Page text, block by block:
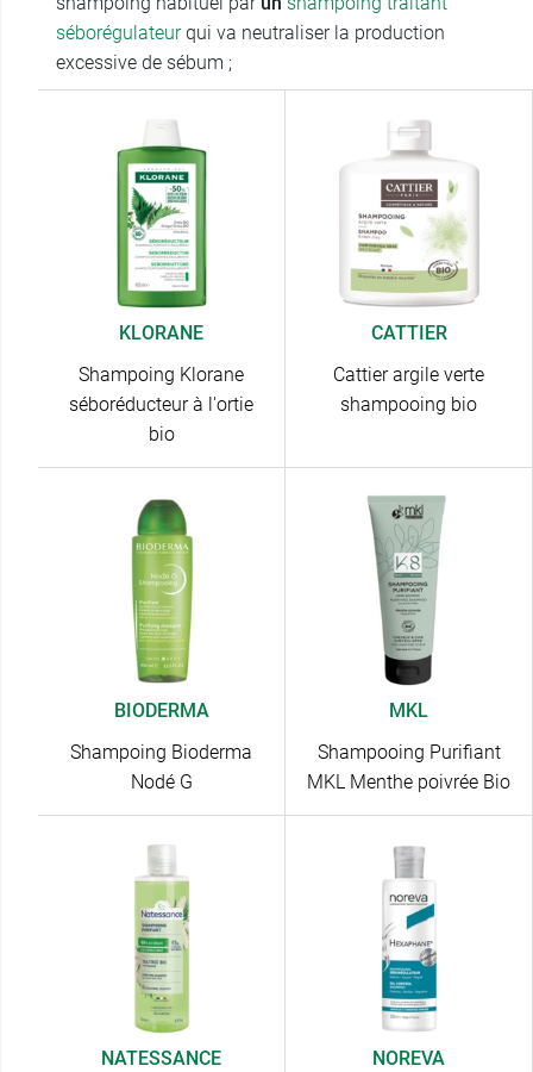
séborégulateurqui va neutraliser la production
excessive de sébum ;
KLORANE
Shampoing Klorane
séboréducteur à l'ortie
bio
CATTIER
Cattier argile verte
shampooing bio
BIODERMA
Shampoing Bioderma
Nodé G
MKL
Shampooing Purifiant
MKL Menthe poivrée Bio
NATESSANCE
NOREVA